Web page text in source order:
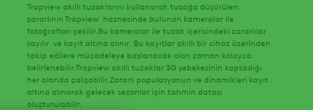
Trapview akıllı tuzaklarını kullanarak tuzağa düşürülen
zararlının Trapview haznesinde bulunan kameralar ile
fotoğrafları çekilir.Bu kameralar ile tuzak içerisindeki zararlılar
sayılır ve kayıt altına alınır. Bu kayıtlar akıllı bir cihaz üzerinden
takip edilere mücadeleye başlanacak olan zaman kolayca
belirlenebilir.Trapview akıllı tuzaklar 3G şebekesinin kapsadığı
her alanda çalışabilir.Zararlı populasyonun ve dinamikleri kayıt
altına alınarak gelecek sezonlar için tahmin datası
oluşturulabilir.